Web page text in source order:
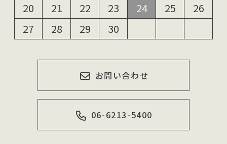
20
21 22 23 24 25
26
27
28 29 30
お問い合わせ
06-6213-5400